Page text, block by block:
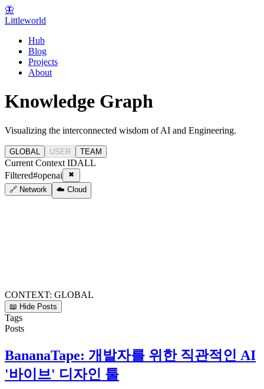
🦋
Littleworld
Hub
Blog
Projects
About
Knowledge Graph
Visualizing the interconnected wisdom of AI and Engineering.
GLOBAL USER TEAM
Current Context IDALL
Filtered#openai
🔗 Network ☁️ Cloud
CONTEXT: GLOBAL
📖 Hide Posts
Tags
Posts
BananaTape: 개발자를 위한 직관적인 AI
'바이브' 디자인 툴